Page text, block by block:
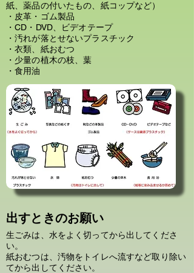
紙、薬品の付いたもの、紙コップなど）
・皮革・ゴム製品
・CD・DVD、ビデオテープ
・汚れが落とせないプラスチック
・衣類、紙おむつ
・少量の植木の枝、葉
・食用油
出すときのお願い
生ごみは、水をよく切ってから出してくださ
い。
紙おむつは、汚物をトイレへ流すなど取り除い
てから出してください。